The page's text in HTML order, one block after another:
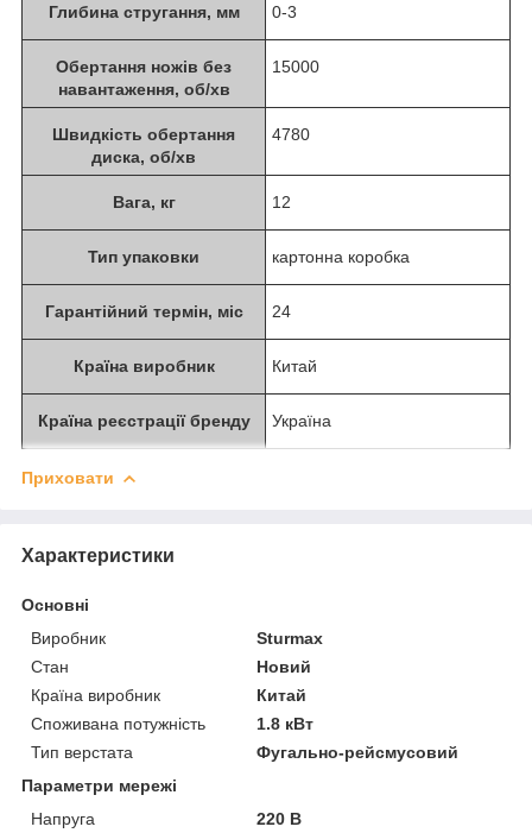
Глибина стругання, мм 0-3
Обертання ножів без
навантаження, об/хв
15000
Швидкість обертання
диска, об/хв
4780
Вага, кг 12
Тип упаковки картонна коробка
Гарантійний термін, міс 24
Країна виробник Китай
Країна реєстрації бренду Україна
Приховати
Характеристики
Основні
Виробник
Sturmax
Стан
Новий
Країна виробник
Китай
Споживана потужність
1.8 кВт
Тип верстата
Фугально-рейсмусовий
Параметри мережі
Напруга
220 В